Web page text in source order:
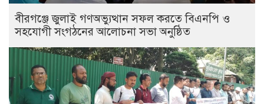
বীরগঞ্জে জুলাই গণঅভ্যুত্থান সফল করতে বিএনপি ও
সহযোগী সংগঠনের আলোচনা সভা অনুষ্ঠিত